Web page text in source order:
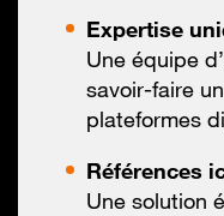
Expertise
Une équipe
savoir-faire
plateformes
Références
Une solution